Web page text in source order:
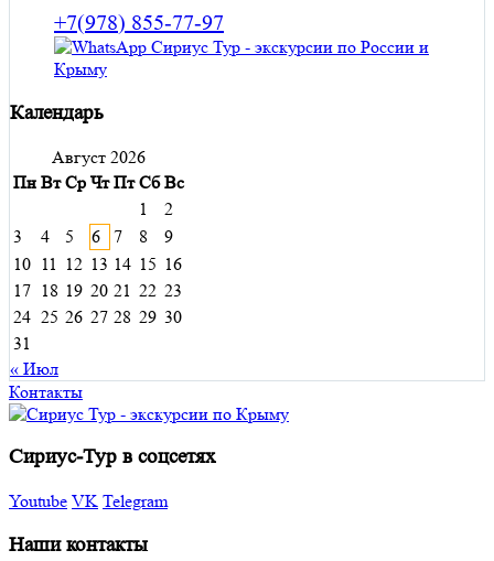
+7(978) 855-77-97
Календарь
Август 2026
Пн Вт Ср Чт Пт Сб Вс
1
2
3
4 5 6 7 8
9
10 11 12 13 14 15 16
17 18 19 20 21 22 23
24 25 26 27 28 29 30
31
« Июл
Контакты
Сириус-Тур в соцсетях
Youtube VK Telegram
Наши контакты